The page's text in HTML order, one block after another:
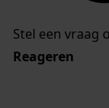
Stel een vraag
Reageren